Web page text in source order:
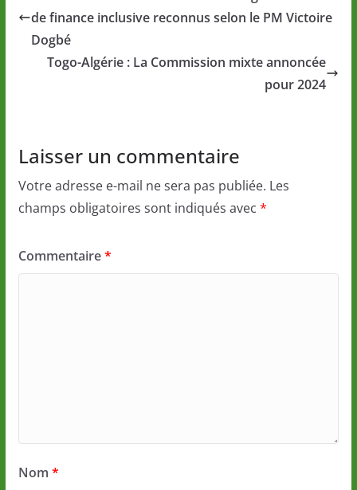
de finance inclusive reconnus selon le PM Victoire
Dogbé
Togo-Algérie : La Commission mixte annoncée
pour 2024
Laisser un commentaire
Votre adresse e-mail ne sera pas publiée. Les
champs obligatoires sont indiqués avec *
Commentaire*
Nom *